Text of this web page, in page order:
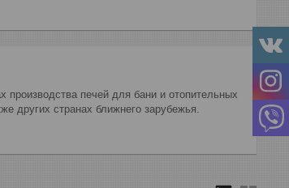
печей для бани и отопительных
других странах ближнего зарубежья.